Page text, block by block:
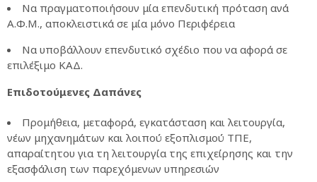
Να πραγματοποιήσουν μία επενδυτική πρόταση ανά
Α.Φ.Μ., αποκλειστικά σε μία μόνο Περιφέρεια
Να υποβάλλουν επενδυτικό σχέδιο που να αφορά σε
επιλέξιμο ΚΑΔ.
Επιδοτούμενες Δαπάνες
Προμήθεια, μεταφορά, εγκατάσταση και λειτουργία,
νέων μηχανημάτων και λοιπού εξοπλισμού ΤΠΕ,
απαραίτητου για τη λειτουργία της επιχείρησης και την
εξασφάλιση των παρεχόμενων υπηρεσιών